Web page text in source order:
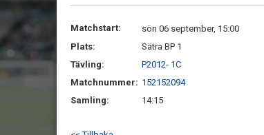
Matchstart:
sön 06 september, 15:00
Plats:
Sätra BP 1
Tävling:
P2012- 1C
Matchnummer: 152152094
Samling:
14:15